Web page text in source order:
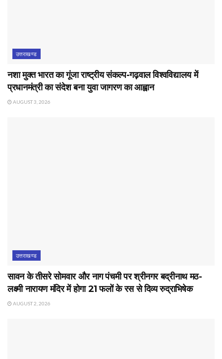
उत्तराखण्ड
नशा मुक्त भारत का गूंजा राष्ट्रीय संकल्प-गढ़वाल विश्वविद्यालय में
प्रधानमंत्री का संदेश बना युवा जागरण का आह्वान
AUGUST 3, 2026
उत्तराखण्ड
सावन के तीसरे सोमवार और नाग पंचमी पर श्रीनगर बद्रीनाथ मठ-
लक्ष्मी नारायण मंदिर में होगा 21 फलों के रस से दिव्य रुद्राभिषेक
AUGUST 2, 2026